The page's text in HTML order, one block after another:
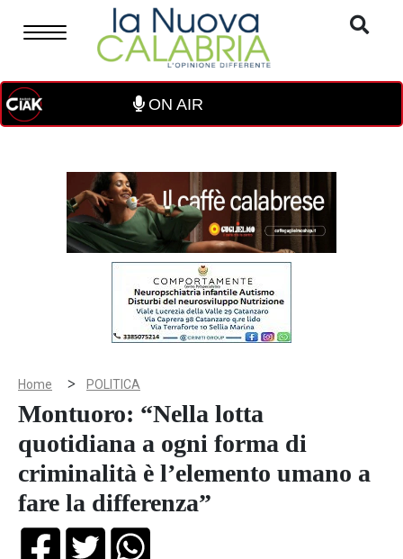
ON AIR
Home > POLITICA
Montuoro: “Nella lotta
quotidiana a ogni forma di
criminalità è l’elemento umano a
fare la differenza”